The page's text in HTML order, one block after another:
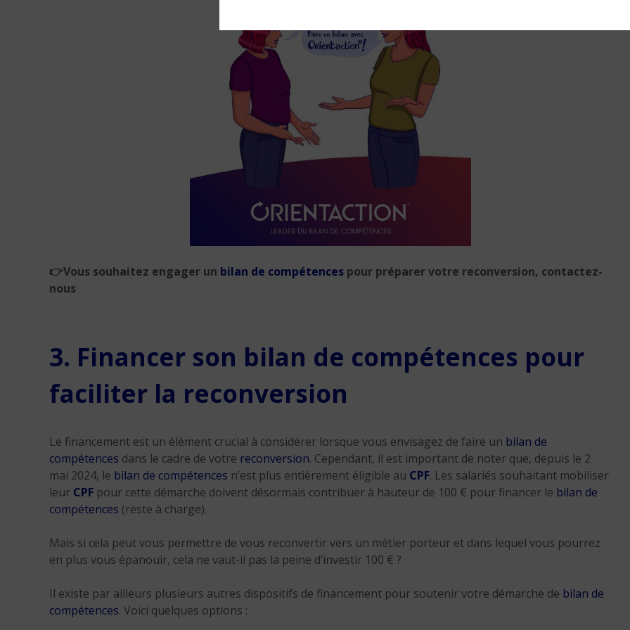
👉Vous souhaitez engager un bilan de compétences pour préparer votre reconversion, contactez-
nous
3. Financer son bilan de compétences pour
faciliter la reconversion
Le financement est un élément crucial à considérer lorsque vous envisagez de faire un bilan de
compétences dans le cadre de votre reconversion. Cependant, il est important de noter que, depuis le 2
mai 2024, le bilan de compétences n’est plus entièrement éligible au CPF. Les salariés souhaitant mobiliser
leur CPF pour cette démarche doivent désormais contribuer à hauteur de 100 € pour financer le bilan de
compétences (reste à charge).
Mais si cela peut vous permettre de vous reconvertir vers un métier porteur et dans lequel vous pourrez
en plus vous épanouir, cela ne vaut-il pas la peine d’investir 100 € ?
Il existe par ailleurs plusieurs autres dispositifs de financement pour soutenir votre démarche de bilan de
compétences. Voici quelques options :